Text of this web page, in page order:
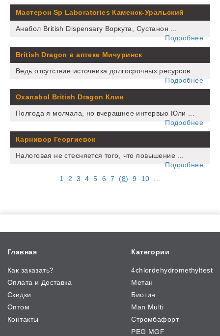
Мастерон Sp Laboratories Каменск-Уральский
Анабол British Dispensary Воркута, Сустанон ...
Подробнее
British Dragon в аптеке Мичуринск
Ведь отсутствие источника долгосрочных ресурсов ...
Подробнее
Oxanabol British Dragon Клин
Полгода я молчала, но вчерашнее интервью Юли ...
Подробнее
Карнивор Георгиевск
Налоговая не стесняется того, что повышение ...
Подробнее
1
2 3 4 5 6 7 (8) 9 10
Главная
Как заказать?
Оплата и Доставка
Скидки
Оптом
Контакты
Категории
4chlordehydromethyltest
Метан
Биотин
Man Multi
Стромбафорт
PEG MGF